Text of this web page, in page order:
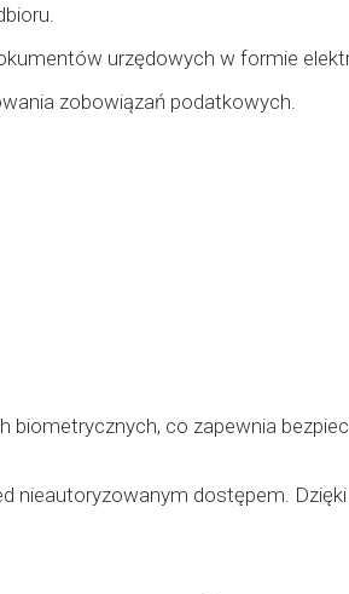
urzędowych w formie
zobowiązań podatkowych.
biometrycznych, co zapewnia
nieautoryzowanym dostępem.